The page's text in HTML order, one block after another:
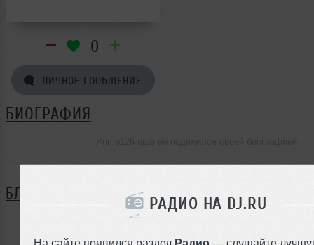
РАДИО НА DJ.RU
На сайте появился раздел Радио — слушайте
0
ЛИЧНОЕ СООБЩЕНИЕ
БИОГРАФИЯ
БЛОГ